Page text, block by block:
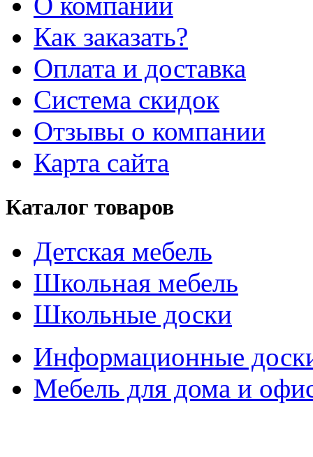
Как заказать?
Оплата и доставка
Система скидок
Отзывы о компании
Карта сайта
Каталог товаров
Детская мебель
Школьная мебель
Школьные доски
Информационные
Мебель для дома и